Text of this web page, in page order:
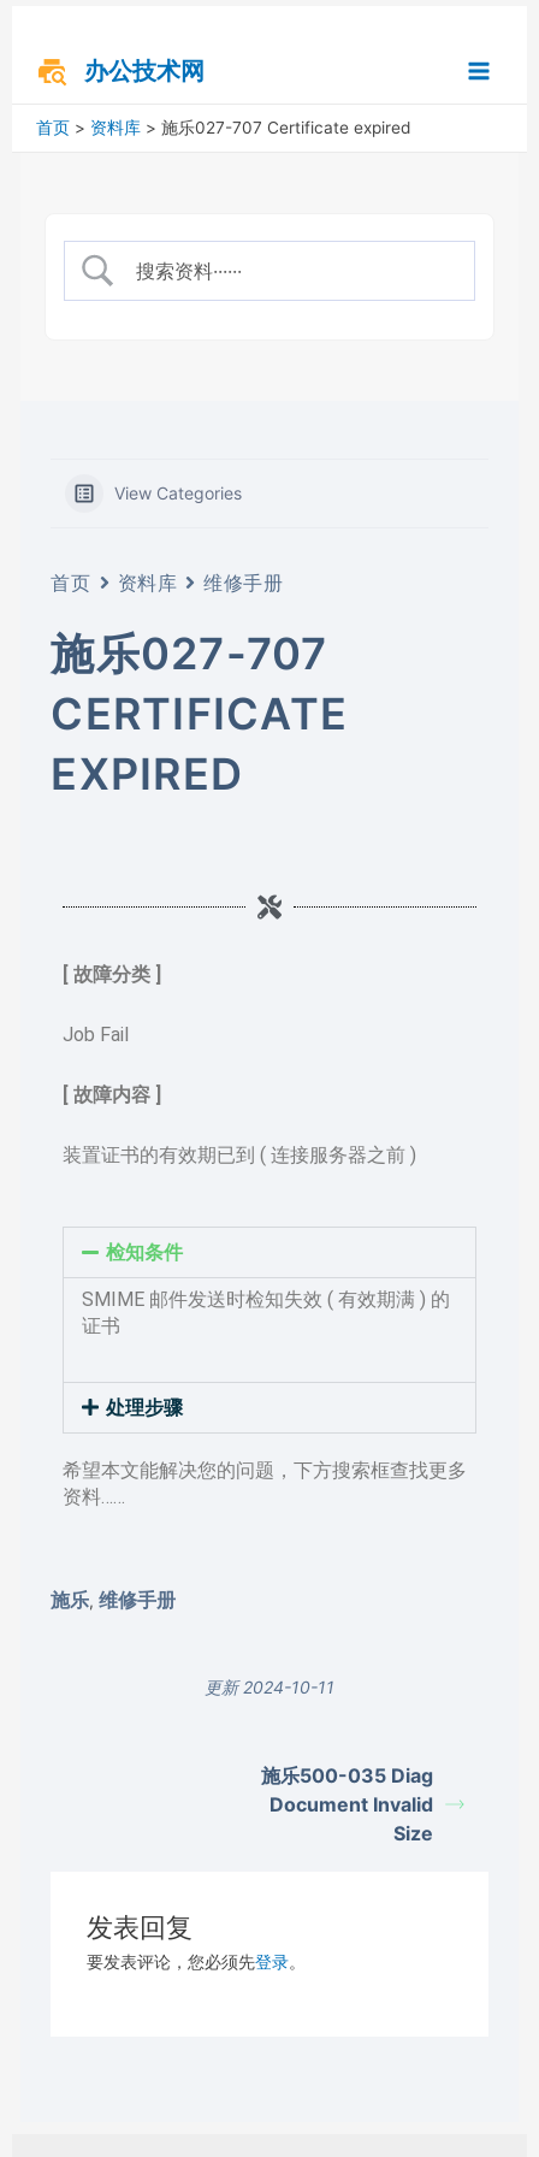
办公技术网
Menu
首页 资料库 施乐027-707 Certificate expired
View Categories
首页 资料库 维修手册
施乐027-707
CERTIFICATE
EXPIRED
[ 故障分类 ]
Job Fail
[ 故障内容 ]
装置证书的有效期已到 ( 连接服务器之前 )
检知条件
SMIME 邮件发送时检知失效 ( 有效期满 ) 的
证书
处理步骤
希望本文能解决您的问题，下方搜索框查找更多
资料……
施乐,维修手册
更新 2024-10-11
施乐500-035 Diag
Document Invalid
Size
发表回复
要发表评论，您必须先登录。